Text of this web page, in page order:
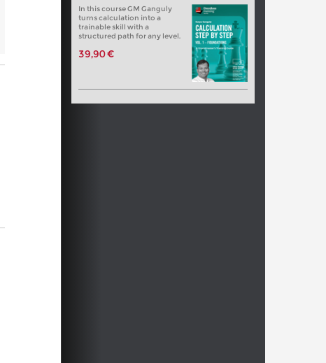
In this course GM Ganguly
turns calculation into a
trainable skill with a
structured path for any level.
39,90 €